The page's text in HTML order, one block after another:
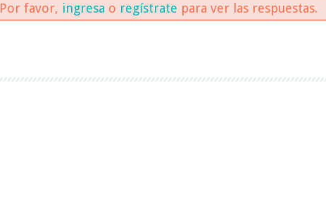
Por favor, ingresa o regístrate para ver las respuestas.